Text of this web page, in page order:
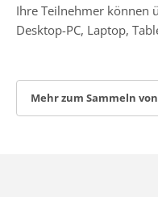
Ihre Teilnehmer können
Desktop-PC, Laptop,
Mehr zum Sammeln